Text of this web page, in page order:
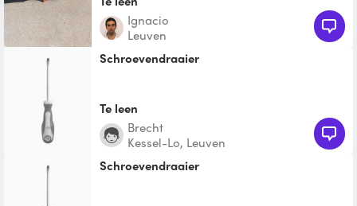
Ignacio
Leuven
Schroevendraaier
Te leen
Brecht
Kessel-Lo, Leuven
Schroevendraaier